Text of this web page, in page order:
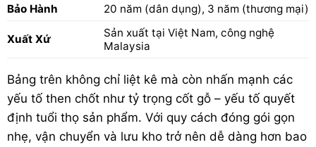
Bảo Hành 20 năm (dân dụng), 3 năm (thương mại)
Xuất Xứ
Sản xuất tại Việt Nam, công nghệ
Malaysia
Bảng trên không chỉ liệt kê mà còn nhấn mạnh các
yếu tố then chốt như tỷ trọng cốt gỗ – yếu tố quyết
định tuổi thọ sản phẩm. Với quy cách đóng gói gọn
nhẹ, vận chuyển và lưu kho trở nên dễ dàng hơn bao